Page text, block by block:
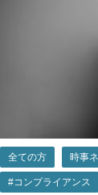
全ての方 時事
#コンプライアンス